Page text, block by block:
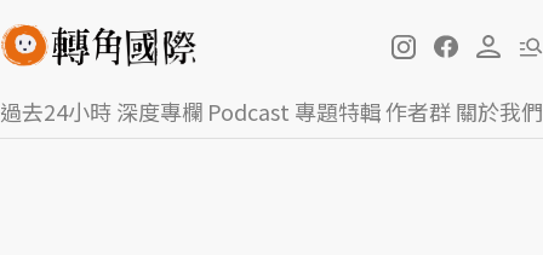
過去24小時深度專欄 Podcast 專題特輯作者群關於我們